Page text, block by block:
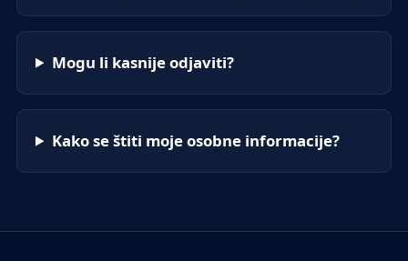
Mogu li kasnije odjaviti?
Kako se štiti moje osobne informacije?